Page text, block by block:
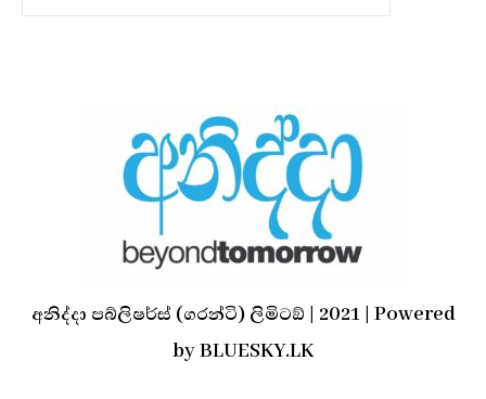
අනිද්දා පබ්ලිෂර්ස් (ගරන්ටි) ලිමිටඞ් | 2021 | Powered
by BLUESKY.LK